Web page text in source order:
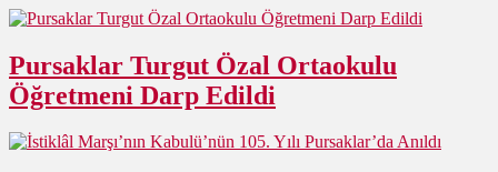
Pursaklar Turgut Özal Ortaokulu
Öğretmeni Darp Edildi